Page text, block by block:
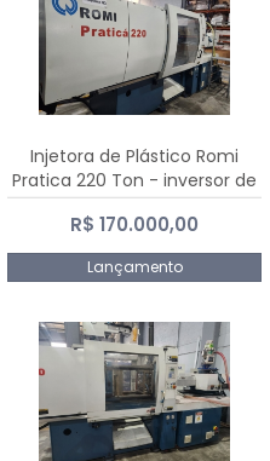
Injetora de Plástico Romi
Pratica 220 Ton - inversor de
frequência NR 12
R$ 170.000,00
Lançamento